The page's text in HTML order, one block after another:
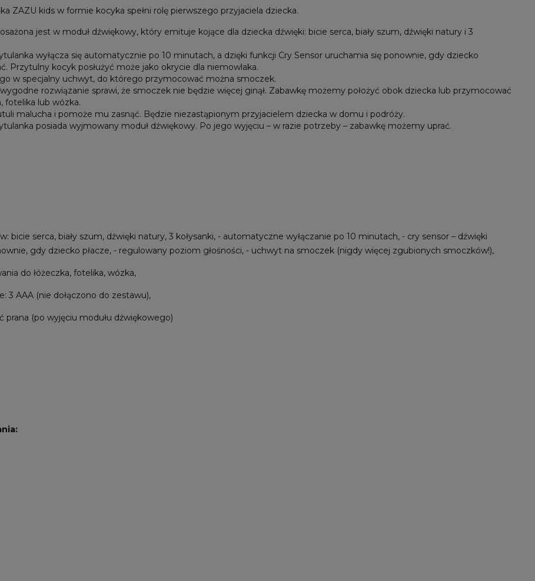
ZAZU kids w formie kocyka spełni rolę pierwszego przyjaciela dziecka.
jest w moduł dźwiękowy, który emituje kojące dla dziecka dźwięki: bicie serca, biały szum, dźwięki natury i 3
wyłącza się automatycznie po 10 minutach, a dzięki funkcji Cry Sensor uruchamia się ponownie, gdy dziecko
Przytulny kocyk posłużyć może jako okrycie dla niemowlaka.
w specjalny uchwyt, do którego przymocować można smoczek.
rozwiązanie sprawi, że smoczek nie będzie więcej ginął. Zabawkę możemy położyć obok dziecka lub przymocować
fotelika lub wózka.
malucha i pomoże mu zasnąć. Będzie niezastąpionym przyjacielem dziecka w domu i podróży.
posiada wyjmowany moduł dźwiękowy. Po jego wyjęciu – w razie potrzeby – zabawkę możemy uprać.
bicie serca, biały szum, dźwięki natury, 3 kołysanki, - automatyczne wyłączanie po 10 minutach, - cry sensor – dźwięki
gdy dziecko płacze, - regulowany poziom głośności, - uchwyt na smoczek (nigdy więcej zgubionych smoczków!),
do łóżeczka, fotelika, wózka,
3 AAA (nie dołączono do zestawu),
prana (po wyjęciu modułu dźwiękowego)